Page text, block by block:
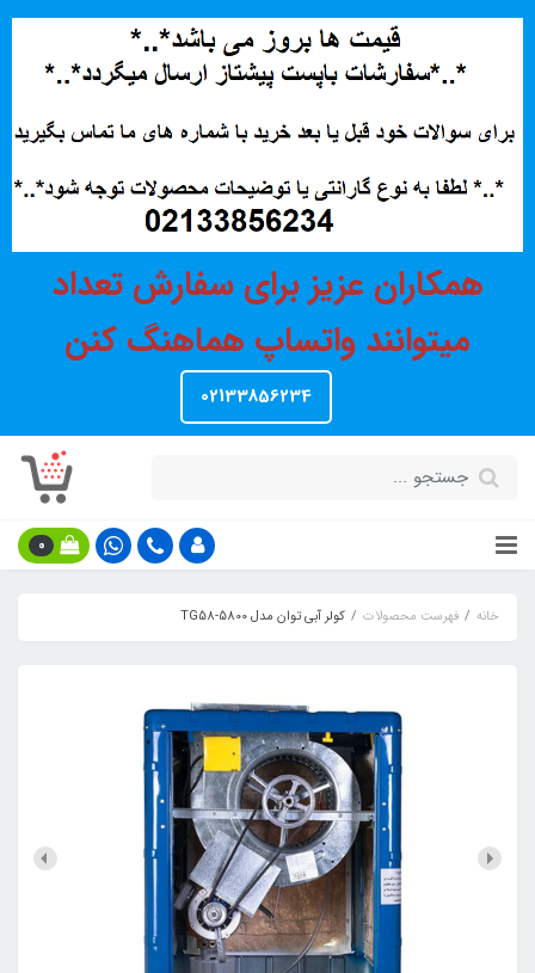
همکاران عزیز برای سفارش تعداد
میتوانند واتساپ هماهنگ کنن
02133856234
0
خانه فهرست محصولات کولر آبی توان مدل TG58-5800